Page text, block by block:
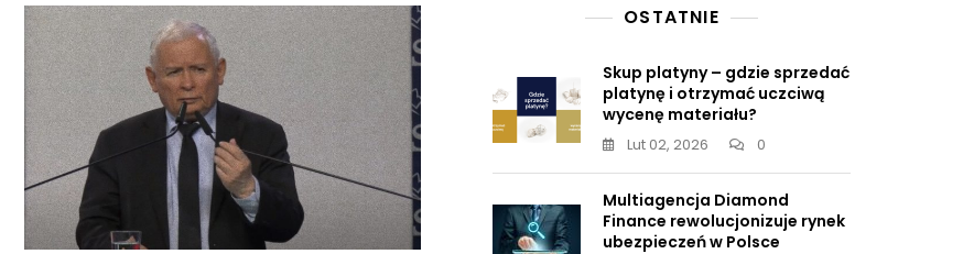
OSTATNIE
Skup platyny – gdzie sprzedać
platynę i otrzymać uczciwą
wycenę materiału?
Lut 02, 2026 0
Multiagencja Diamond
Finance rewolucjonizuje rynek
ubezpieczeń w Polsce